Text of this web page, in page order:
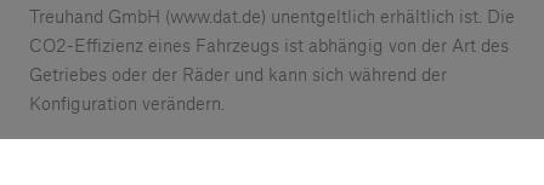
Treuhand GmbH (www.dat.de) unentgeltlich erhältlich ist. Die
CO2-Effizienz eines Fahrzeugs ist abhängig von der Art des
Getriebes oder der Räder und kann sich während der
Konfiguration verändern.